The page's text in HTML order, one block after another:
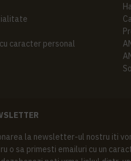
caracter personal
la newsletter-ul nostru iti
o sa primesti emailuri cu un